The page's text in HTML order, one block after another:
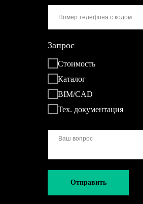
Запрос
Стоимость
Каталог
BIM/CAD
Тех. документация
Отправить